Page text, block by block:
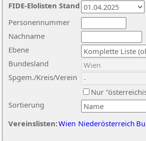
Nachname
Ebene
Sortierung
Personennummer
Bundesland
Spgem./Kreis/Verein
Nur
Vereinslisten:Wien Niederösterreich
FIDE-Elolisten Stand